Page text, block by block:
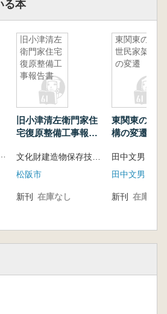
る本
曾禰逹藏 ほか 共編
旧小津清左
衛門家住宅
復原整備工
事報告書
旧小津清左衛門家住
宅復原整備工事報告
松阪市
新刊 在庫なし
東関東の近
世民家架構
の変遷
東関東の近
構の変遷
田中文男
新刊 在庫なし